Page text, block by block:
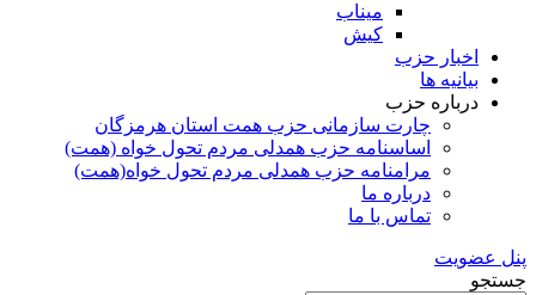
میناب
کیش
اخبار حزب
بیانیه ها
درباره حزب
چارت سازمانی حزب همت استان هرمزگان
اساسنامه حزب همدلی مردم تحول خواه (همت)
مرامنامه حزب همدلی مردم تحول خواه(همت)
درباره ما
تماس با ما
پنل عضویت
جستجو